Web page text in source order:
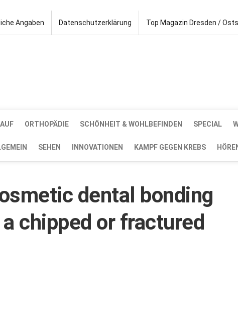
Angaben Datenschutzerklärung Top Magazin Dresden /
ORTHOPÄDIE SCHÖNHEIT & WOHLBEFINDEN SPECIAL
SEHEN INNOVATIONEN KAMPF GEGEN KREBS
dental bonding
chipped or fractured